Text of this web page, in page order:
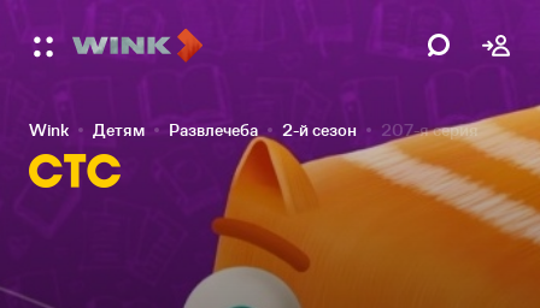
Wink Детям Развлечеба 2-й сезон 207-я серия